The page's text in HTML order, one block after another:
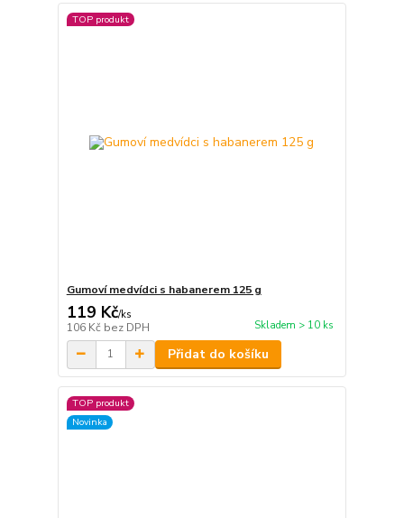
TOP produkt
Gumoví medvídci s habanerem 125 g
119 Kč/ks
106 Kč bez DPH Skladem > 10 ks
Přidat do košíku
TOP produkt
Novinka